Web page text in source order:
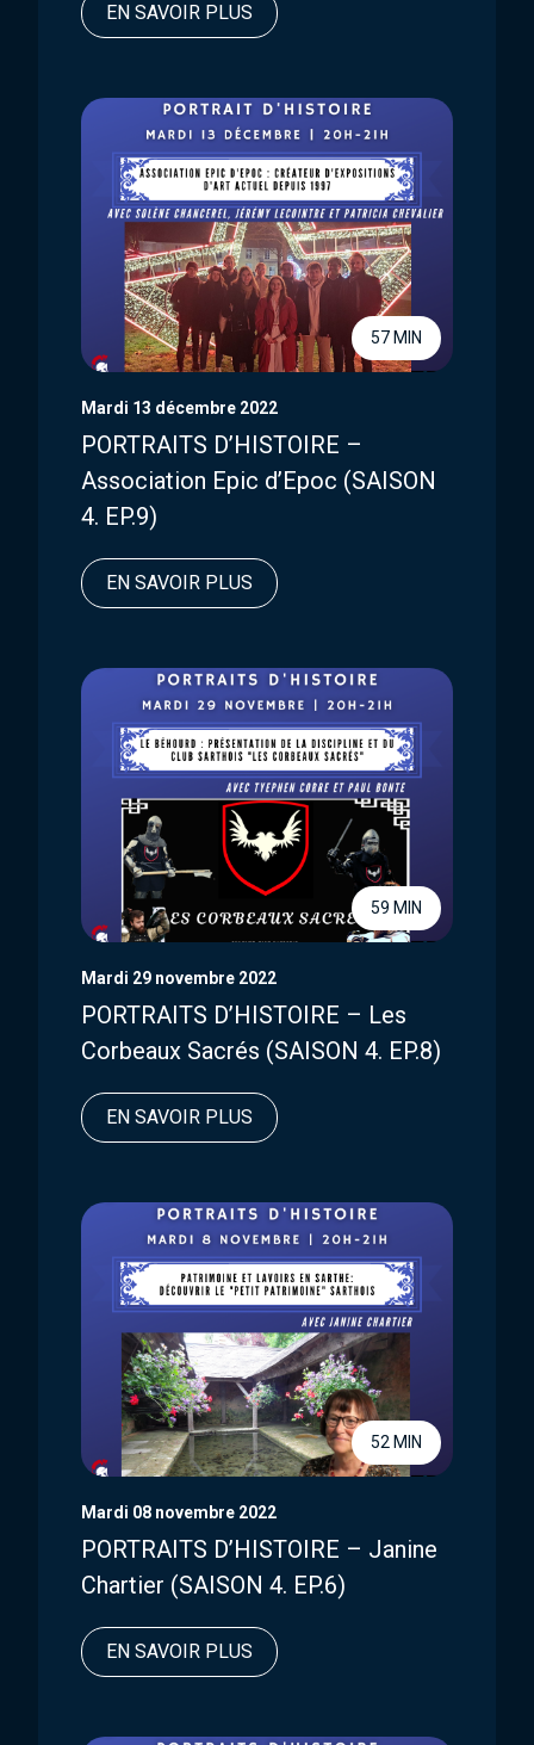
EN SAVOIR PLUS
57 MIN
Mardi 13 décembre 2022
PORTRAITS D’HISTOIRE –
Association Epic d’Epoc (SAISON
4. EP.9)
EN SAVOIR PLUS
59 MIN
Mardi 29 novembre 2022
PORTRAITS D’HISTOIRE – Les
Corbeaux Sacrés (SAISON 4. EP.8)
EN SAVOIR PLUS
52 MIN
Mardi 08 novembre 2022
PORTRAITS D’HISTOIRE – Janine
Chartier (SAISON 4. EP.6)
EN SAVOIR PLUS